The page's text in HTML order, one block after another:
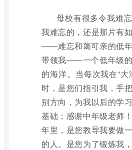
母校有很多令我难
我难忘的，还是那片有
——难忘和蔼可亲的低
带领我——一个低年级
的海洋。当每次我在“大
时，是您们指引我，手
别方向，为我以后的学
基础；感谢中年级老师
年里，是您教导我要做
的人。是您为了锻炼我